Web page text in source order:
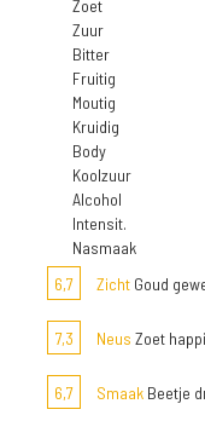
Zoet
Zuur
Bitter
Fruitig
Moutig
Kruidig
Body
Koolzuur
Alcohol
Intensit.
Nasmaak
6,7
Zicht Goud
7,3 Neus Zoet
6,7 Smaak Beetje